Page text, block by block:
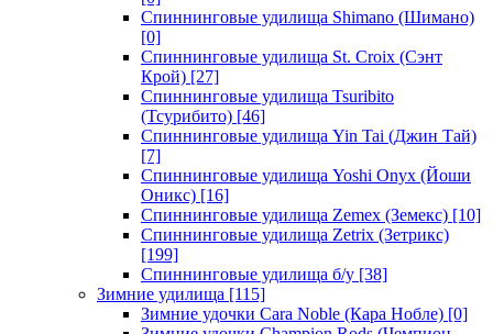
Спиннинговые удилища Shimano (Шимано)
[0]
Спиннинговые удилища St. Croix (Сэнт
Крой) [27]
Спиннинговые удилища Tsuribito
(Тсурибито) [46]
Спиннинговые удилища Yin Tai (Джин Тай)
[7]
Спиннинговые удилища Yoshi Onyx (Йоши
Оникс) [16]
Спиннинговые удилища Zemex (Земекс) [10]
Спиннинговые удилища Zetrix (Зетрикс)
[199]
Спиннинговые удилища б/у [38]
Зимние удилища [115]
Зимние удочки Cara Noble (Кара Нобле) [0]